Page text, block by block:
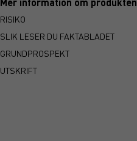
RISIKO
SLIK LESER DU FAKTABLADET
GRUNDPROSPEKT
UTSKRIFT